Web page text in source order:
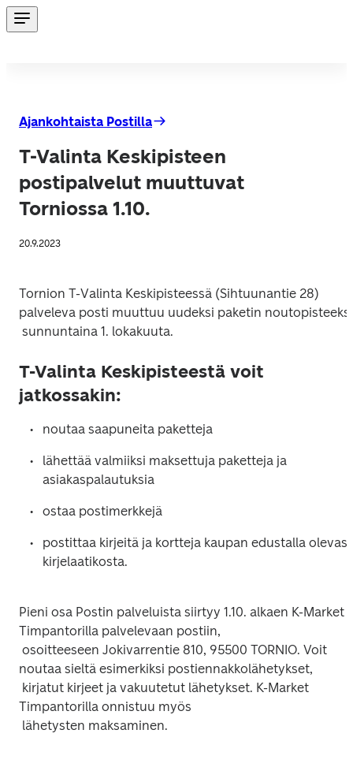
Ajankohtaista Postilla
T-Valinta Keskipisteen
postipalvelut muuttuvat
Torniossa 1.10.
20.9.2023
Tornion T-Valinta Keskipisteessä (Sihtuunantie 28)
palveleva posti muuttuu uudeksi paketin noutopisteeksi
T-Valinta Keskipisteestä voit
jatkossakin:
lähettää valmiiksi maksettuja paketteja ja
postittaa kirjeitä ja kortteja kaupan edustalla
Pieni osa Postin palveluista siirtyy 1.10. alkaen K-Market
Timpantorilla palvelevaan postiin,
noutaa sieltä esimerkiksi postiennakkolähetykset,
Timpantorilla onnistuu myös